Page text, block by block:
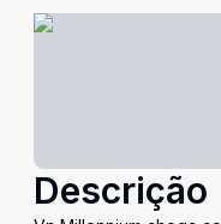
Descrição